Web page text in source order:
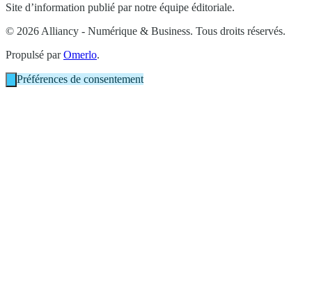
Site d’information publié par notre équipe éditoriale.
© 2026 Alliancy - Numérique & Business. Tous droits réservés.
Propulsé parOmerlo.
Préférences de consentement